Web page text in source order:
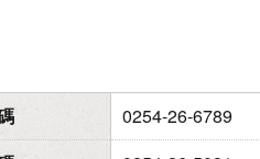
0254-26-6789